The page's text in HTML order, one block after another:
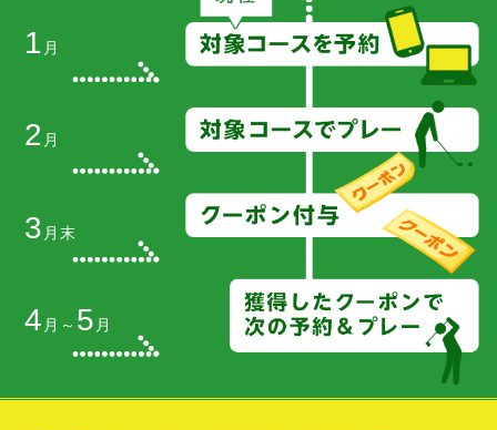
1 月
2 月
3 月末
4 月 ～ 5 月